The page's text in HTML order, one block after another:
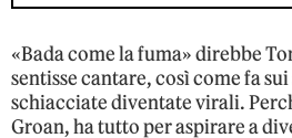
«Bada come la fuma» direbbe
sentisse cantare, così come fa
schiacciate diventate virali.
Groan, ha tutto per aspirare a